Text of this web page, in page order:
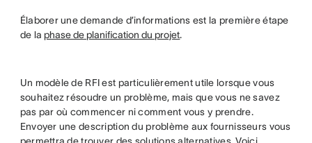
Élaborer une demande d’informations est la première étape
de la phase de planification du projet.
Un modèle de RFI est particulièrement utile lorsque vous
souhaitez résoudre un problème, mais que vous ne savez
pas par où commencer ni comment vous y prendre.
Envoyer une description du problème aux fournisseurs vous